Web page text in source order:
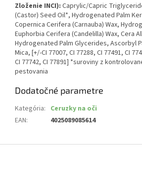
Zloženie INCI): Caprylic/Capric
(Castor) Seed Oil*, Hydrogenated Palm
Copernica Cerifera (Carnauba) Wax,
Euphorbia Cerifera (Candelilla) Wax, Cera
Hydrogenated Palm Glycerides, Ascorbyl
Mica, [+/-CI 77007, CI 77288, CI 77491, CI
CI 77742, CI 77891] *suroviny z
pestovania
Dodatočné parametre
Kategória: Ceruzky na oči
EAN: 4025089085614